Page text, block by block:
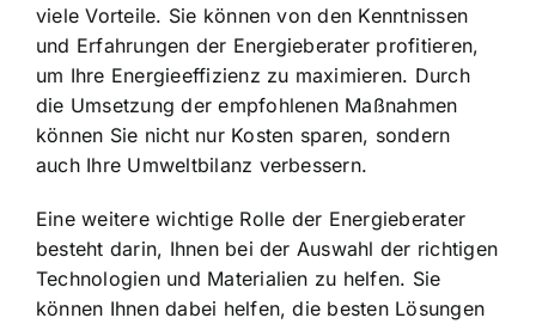
viele Vorteile. Sie können von den Kenntnissen
und Erfahrungen der Energieberater profitieren,
um Ihre Energieeffizienz zu maximieren. Durch
die Umsetzung der empfohlenen Maßnahmen
können Sie nicht nur Kosten sparen, sondern
auch Ihre Umweltbilanz verbessern.
Eine weitere wichtige Rolle der Energieberater
besteht darin, Ihnen bei der Auswahl der richtigen
Technologien und Materialien zu helfen. Sie
können Ihnen dabei helfen, die besten Lösungen